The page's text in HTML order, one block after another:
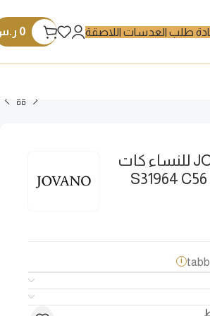
طلب العدسات اللاصقة 0
نظارة شمسية JOVANO للنساء كات
i